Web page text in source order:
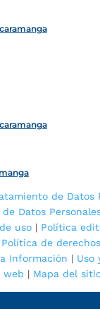
de Datos
Datos
uso | Política
Política de
Información | Uso
web | Mapa del